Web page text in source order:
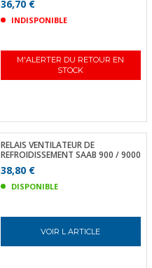
36,70 €
INDISPONIBLE
M'ALERTER DU RETOUR EN
STOCK
RELAIS VENTILATEUR DE
REFROIDISSEMENT SAAB 900 / 9000
38,80 €
DISPONIBLE
VOIR L ARTICLE